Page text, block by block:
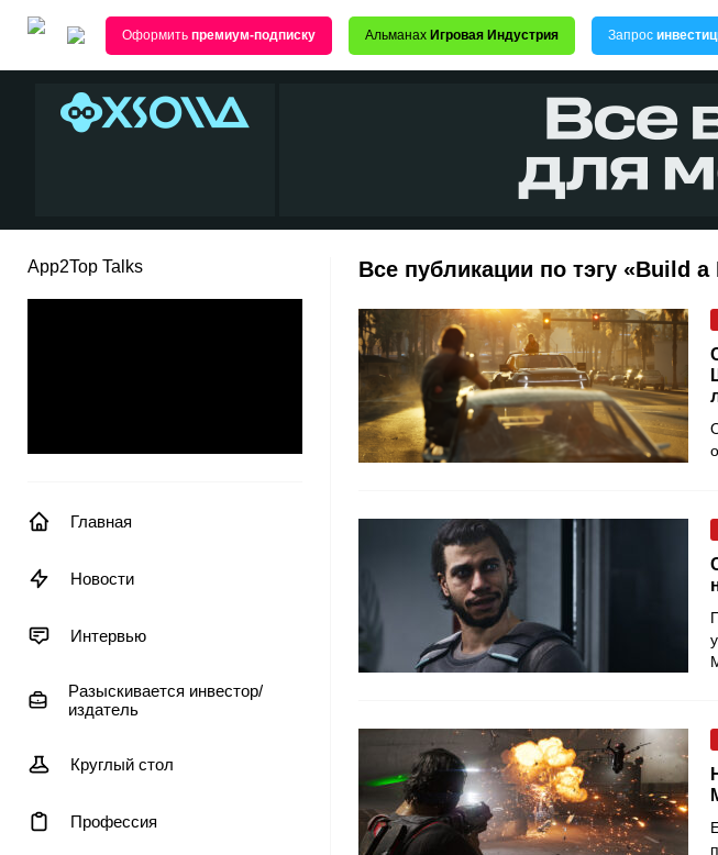
Оформить премиум-подписку Альманах Игровая Индустрия Запрос
App2Top Talks
Главная
Новости
Интервью
Разыскивается инвестор/
издатель
Круглый стол
Профессия
Все публикации по тэгу «Build